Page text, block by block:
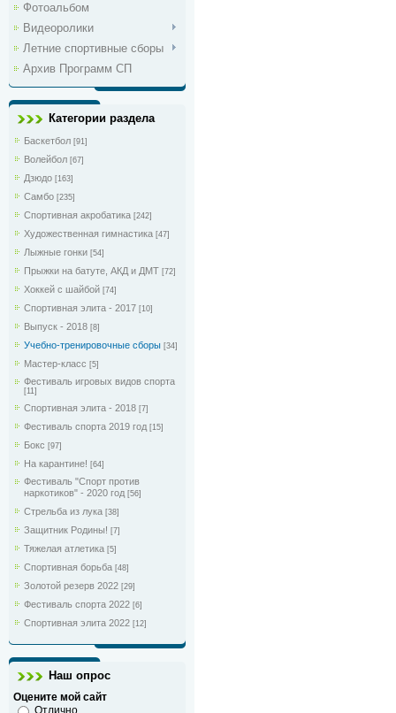
Фотоальбом
Видеоролики
Летние спортивные сборы
Архив Программ СП
Категории раздела
Баскетбол [91]
Волейбол [67]
Дзюдо [163]
Самбо [235]
Спортивная акробатика [242]
Художественная гимнастика [47]
Лыжные гонки [54]
Прыжки на батуте, АКД и ДМТ [72]
Хоккей с шайбой [74]
Спортивная элита - 2017 [10]
Выпуск - 2018 [8]
Учебно-тренировочные сборы [34]
Мастер-класс [5]
Фестиваль игровых видов спорта
[11]
Спортивная элита - 2018 [7]
Фестиваль спорта 2019 год [15]
Бокс [97]
На карантине! [64]
Фестиваль "Спорт против
наркотиков" - 2020 год [56]
Стрельба из лука [38]
Защитник Родины! [7]
Тяжелая атлетика [5]
Спортивная борьба [48]
Золотой резерв 2022 [29]
Фестиваль спорта 2022 [6]
Спортивная элита 2022 [12]
Наш опрос
Оцените мой сайт
Отлично